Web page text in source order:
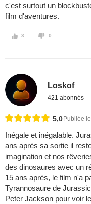
c'est surtout un
film d'aventures.
3 0
Loskof
421 abonnés
5,0 Publiée
Inégale et inégalable.
ans après sa sortie il
imagination et nos
des dinosaures avec un
15 ans après, le film n'a
Tyrannosaure de
Peter Jackson pour voir